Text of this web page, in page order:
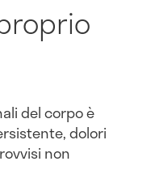
del corpo è
dolori
non